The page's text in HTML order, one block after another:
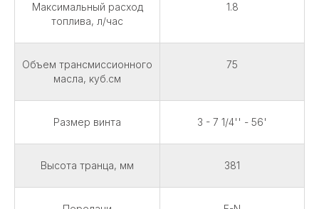
Максимальный расход
топлива, л/час
1.8
Объем трансмиссионного
масла, куб.см
75
Размер винта 3 - 7 1/4'' - 56'
Высота транца, мм 381